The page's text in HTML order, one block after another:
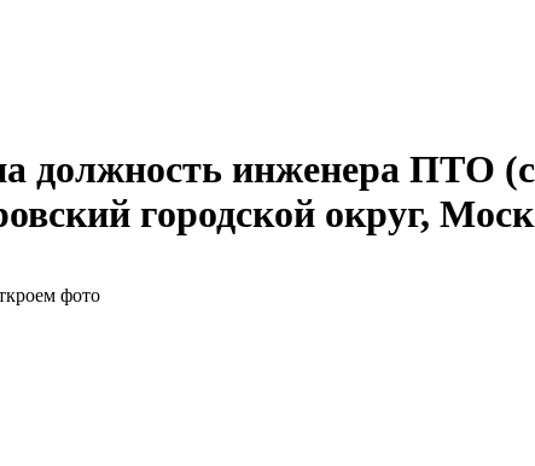
должность инженера ПТО
городской округ,
фото